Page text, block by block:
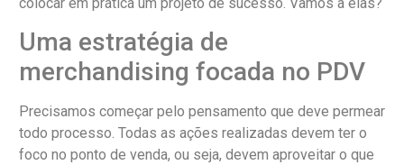
Uma estratégia de
merchandising focada no PDV
Precisamos começar pelo pensamento que deve permear
todo processo. Todas as ações realizadas devem ter o
foco no ponto de venda, ou seja, devem aproveitar o que